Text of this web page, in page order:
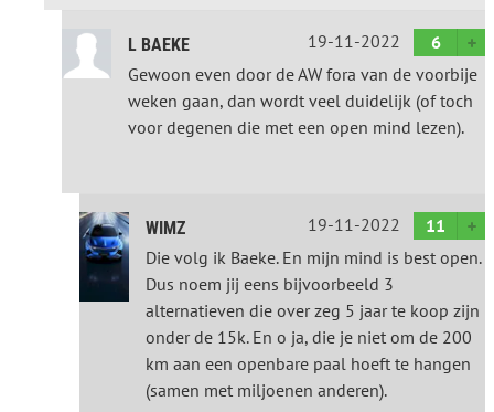
L BAEKE 19-11-2022
6
Gewoon even door de AW fora van de voorbije
weken gaan, dan wordt veel duidelijk (of toch
voor degenen die met een open mind lezen).
WIMZ 19-11-2022
11
Die volg ik Baeke. En mijn mind is best open.
Dus noem jij eens bijvoorbeeld 3
alternatieven die over zeg 5 jaar te koop zijn
onder de 15k. En o ja, die je niet om de 200
km aan een openbare paal hoeft te hangen
(samen met miljoenen anderen).